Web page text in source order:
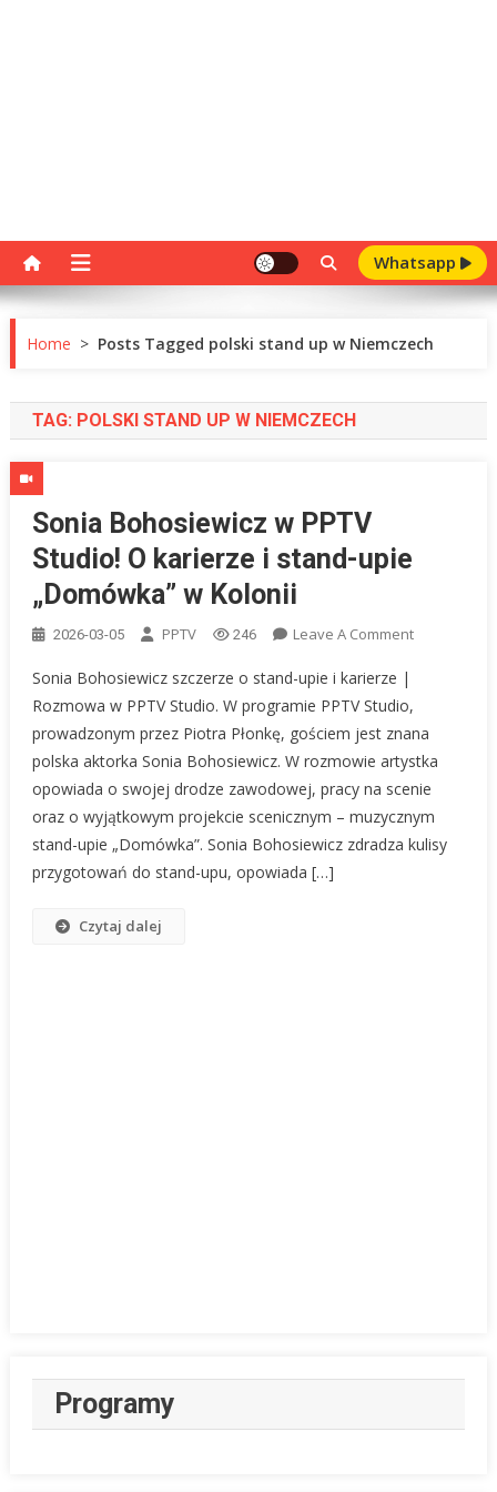
Whatsapp
Home > Posts Tagged polski stand up w Niemczech
TAG: POLSKI STAND UP W NIEMCZECH
Sonia Bohosiewicz w PPTV
Studio! O karierze i stand-upie
„Domówka” w Kolonii
2026-03-05 PPTV 246 Leave A CommentOn
W
PPTV
Studio!
O
Karierze
I
Sonia Bohosiewicz szczerze o stand-upie i karierze |
Rozmowa w PPTV Studio. W programie PPTV Studio,
prowadzonym przez Piotra Płonkę, gościem jest znana
polska aktorka Sonia Bohosiewicz. W rozmowie artystka
opowiada o swojej drodze zawodowej, pracy na scenie
oraz o wyjątkowym projekcie scenicznym – muzycznym
stand-upie „Domówka”. Sonia Bohosiewicz zdradza kulisy
przygotowań do stand-upu, opowiada […]
Czytaj dalej
Programy